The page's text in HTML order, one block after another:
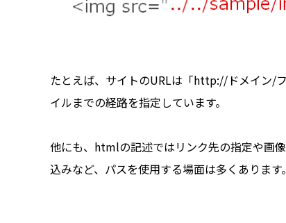
たとえば、サイトのURLは「http://ドメイン/
イルまでの経路を指定しています。
他にも、htmlの記述ではリンク先の指定や画
込みなど、パスを使用する場面は多くあります。